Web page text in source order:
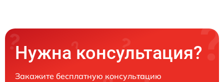
Нужна консультация?
Закажите бесплатную консультацию